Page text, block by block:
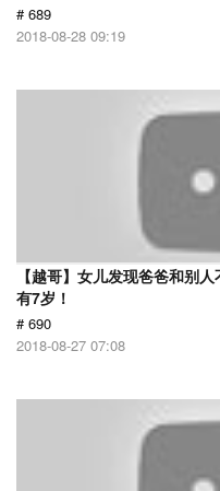
# 689
2018-08-28 09:19
【越哥】女儿发现爸爸和别
有7岁！
# 690
2018-08-27 07:08